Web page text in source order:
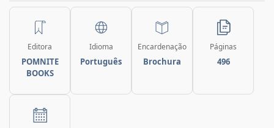
Editora
POMNITE
BOOKS
Idioma
Português
Encardenação
Brochura
Páginas
496